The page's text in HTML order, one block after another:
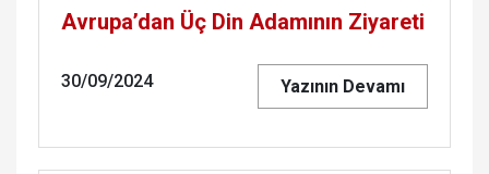
Avrupa’dan Üç Din Adamının Ziyareti
30/09/2024 Yazının Devamı